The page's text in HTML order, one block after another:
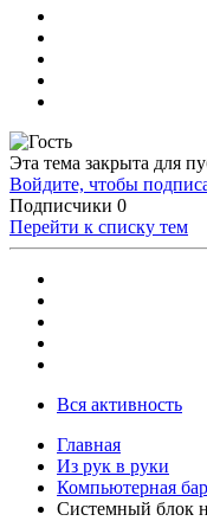
Эта тема закрыта для
Войдите, чтобы
Подписчики 0
Перейти к списку тем
Вся активность
Главная
Из рук в руки
Компьютерная
Системный блок